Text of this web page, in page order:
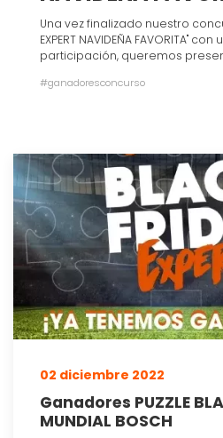
Una vez finalizado nuestro
EXPERT NAVIDEÑA FAVORITA"
participación, queremos
#ganadoresconcurso
02 diciembre 2022
Ganadores PUZZLE
MUNDIAL BOSCH